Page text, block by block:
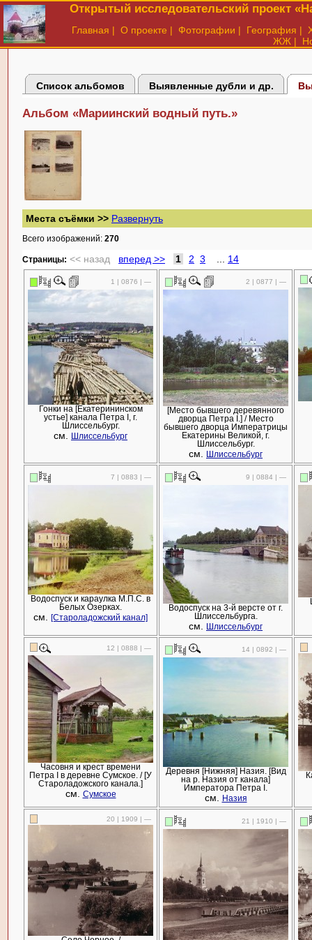
Открытый исследовательский проект
Главная | О проекте | Фотографии | География |
ЖЖ |
Список альбомов Выявленные дубли и др.
Альбом «Мариинский водный путь.»
Места съёмки >> Развернуть
Всего изображений: 270
Cтраницы: << назад вперед >> 1 2 3 14
1 | 0876 | —
Гонки на [Екатерининском
устье] канала Петра I, г.
Шлиссельбург.
см. Шлиссельбург
2 | 0877 | —
[Место бывшего деревянного
дворца Петра I.] / Место
бывшего дворца Императрицы
Екатерины Великой, г.
Шлиссельбург.
см. Шлиссельбург
7 | 0883 | —
Водоспуск и караулка М.П.С. в
Белых Озерках.
см. [Староладожский канал]
9 | 0884 | —
Водоспуск на 3-й версте от г.
Шлиссельбурга.
см. Шлиссельбург
12 | 0888 | —
Часовня и крест времени
Петра I в деревне Сумское. / [У
Староладожского канала.]
см. Сумское
14 | 0892 | —
Деревня [Нижняя] Назия. [Вид
на р. Назия от канала]
Императора Петра I.
см. Назия
20 | 1909 | — 21 | 1910 | —